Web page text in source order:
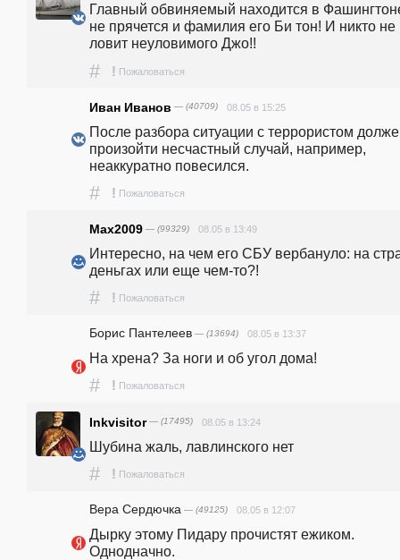
Главный обвиняемый находится в
не прячется и фамилия его Би тон! И никто не
ловит неуловимого Джо!!
# ! Пожаловаться
Иван Иванов — (40709) 08.05 в 15:25
После разбора ситуации с террористом
произойти несчастный случай, например,
неаккуратно повесился.
# ! Пожаловаться
Max2009 — (99329) 08.05 в 13:49
Интересно, на чем его СБУ вербануло: на
деньгах или еще чем-то?!
# ! Пожаловаться
Борис Пантелеев — (13694) 08.05 в 13:37
На хрена? За ноги и об угол дома!
# ! Пожаловаться
Inkvisitor— (17495) 08.05 в 13:24
Шубина жаль, лавлинского нет
# ! Пожаловаться
Вера Сердючка — (49125) 08.05 в 12:07
Дырку этому Пидару прочистят ежиком.
Однодначно.